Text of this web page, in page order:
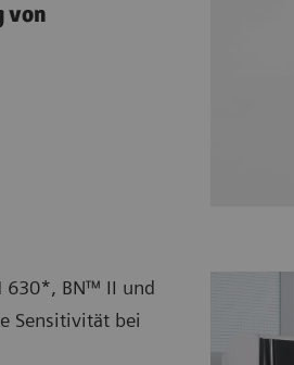
von
630*, BN™ II und
Sensitivität bei